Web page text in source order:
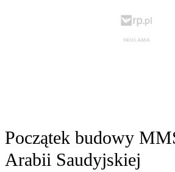
Początek budowy
Arabii Saudyjskiej